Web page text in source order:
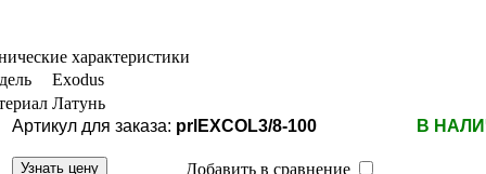
характеристики
Exodus
Латунь
Артикул для заказа: prlEXCOL3/8-100 В
Добавить в сравнение